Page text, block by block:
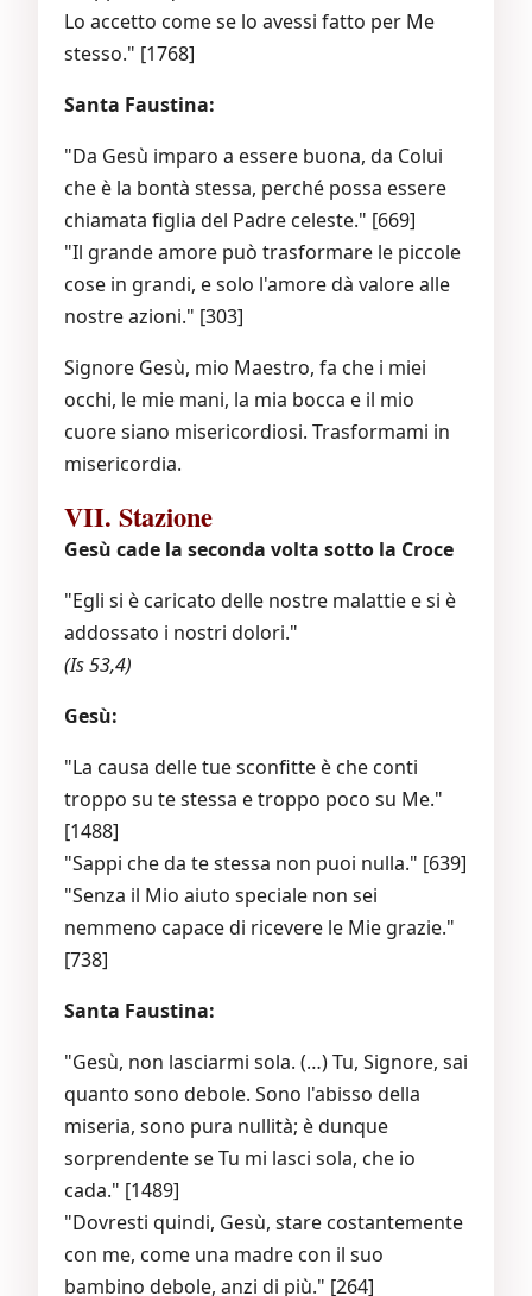
Lo accetto come se lo avessi fatto per Me
stesso." [1768]
Santa Faustina:
"Da Gesù imparo a essere buona, da Colui
che è la bontà stessa, perché possa essere
chiamata figlia del Padre celeste." [669]
"Il grande amore può trasformare le piccole
cose in grandi, e solo l'amore dà valore alle
nostre azioni." [303]
Signore Gesù, mio Maestro, fa che i miei
occhi, le mie mani, la mia bocca e il mio
cuore siano misericordiosi. Trasformami in
misericordia.
VII. Stazione
Gesù cade la seconda volta sotto la Croce
"Egli si è caricato delle nostre malattie e si è
addossato i nostri dolori."
(Is 53,4)
Gesù:
"La causa delle tue sconfitte è che conti
troppo su te stessa e troppo poco su Me."
[1488]
"Sappi che da te stessa non puoi nulla." [639]
"Senza il Mio aiuto speciale non sei
nemmeno capace di ricevere le Mie grazie."
[738]
Santa Faustina:
"Gesù, non lasciarmi sola. (…) Tu, Signore, sai
quanto sono debole. Sono l'abisso della
miseria, sono pura nullità; è dunque
sorprendente se Tu mi lasci sola, che io
cada." [1489]
"Dovresti quindi, Gesù, stare costantemente
con me, come una madre con il suo
bambino debole, anzi di più." [264]